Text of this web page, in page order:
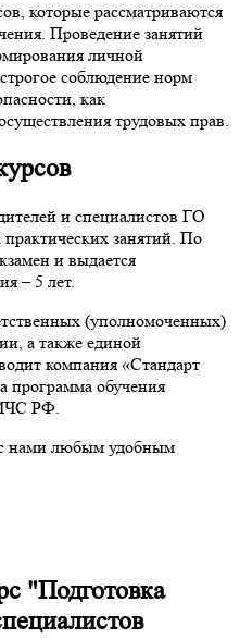
которые рассматриваются
Проведение занятий
личной
соблюдение норм
как
трудовых прав.
и специалистов ГО
занятий. По
и выдается
– 5 лет.
(уполномоченных)
а также единой
компания «Стандарт
программа обучения
МЧС РФ.
нами любым удобным
"Подготовка